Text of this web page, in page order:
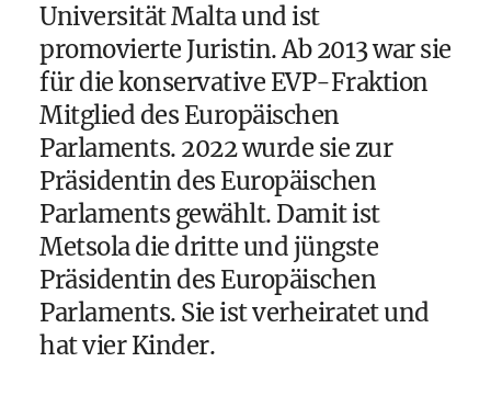
Universität Malta und ist
promovierte Juristin. Ab 2013 war sie
für die konservative EVP-Fraktion
Mitglied des Europäischen
Parlaments. 2022 wurde sie zur
Präsidentin des Europäischen
Parlaments gewählt. Damit ist
Metsola die dritte und jüngste
Präsidentin des Europäischen
Parlaments. Sie ist verheiratet und
hat vier Kinder.